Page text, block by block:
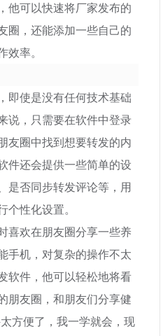
他可以快速将厂家发布的
圈，还能添加一些自己的
率。
即使是没有任何技术基础
说，只需要在软件中登录
友圈中找到想要转发的内
件还会提供一些简单的设
是否同步转发评论等，用
性化设置。
喜欢在朋友圈分享一些养
手机，对复杂的操作不太
软件，他可以轻松地将看
朋友圈，和朋友们分享健
方便了，我一学就会，现